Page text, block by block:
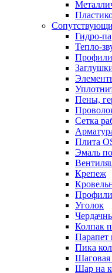
Гидро-
Тепло-
Пены,
Сетка
Плита
Эмаль
Крепеж
Профили
Уголок
Колпак
Пика
Шар на